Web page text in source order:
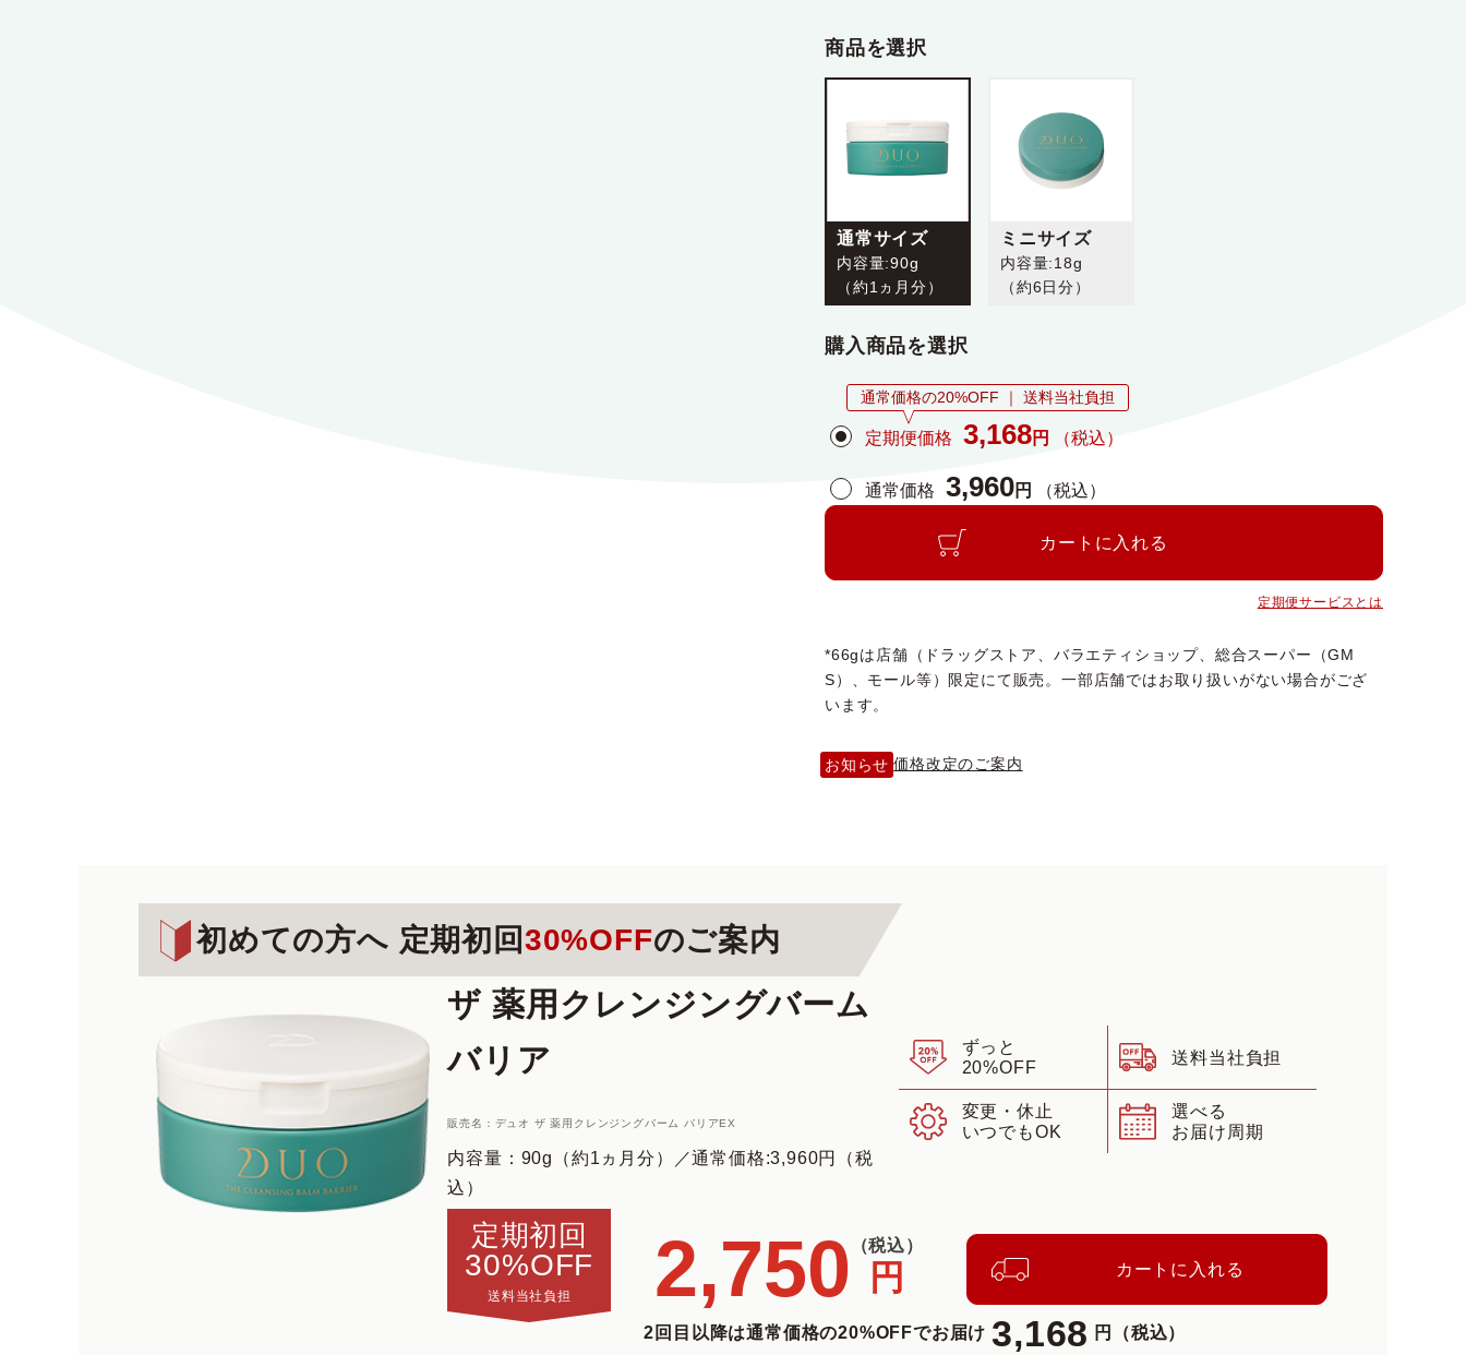
商品を選択
通常サイズ
内容量:90g
（約1ヵ月分）
ミニサイズ
内容量:18g
（約6日分）
購入商品を選択
定期便価格 3,168円 （税込）
通常価格の20%OFF ｜ 送料当社負担
通常価格 3,960円 （税込）
カートに入れる
定期便サービスとは
*66gは店舗（ドラッグストア、バラエティショップ、総合スーパー（GM
S）、モール等）限定にて販売。一部店舗ではお取り扱いがない場合がござ
います。
お知らせ 価格改定のご案内
初めての方へ 定期初回30%OFFのご案内
ザ 薬用クレンジングバーム
バリア
販売名：デュオ ザ 薬用クレンジングバーム バリアEX
内容量：90g（約1ヵ月分） ／通常価格:3,960円（税
込）
ずっと
20%OFF
送料当社負担
変更・休止
いつでもOK
選べる
お届け周期
定期初回
30%OFF
送料当社負担 2,750 （税込）
円 カートに入れる
2回目以降は通常価格の20%OFFでお届け 3,168 円（税込）